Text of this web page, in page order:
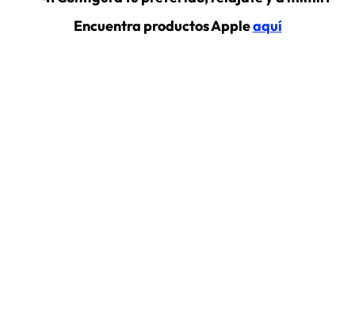
Encuentra productos Appleaquí